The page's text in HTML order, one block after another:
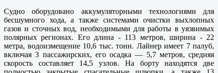
Судно оборудовано аккумуляторными технологиями для
бесшумного хода, а также системами очистки выхлопных
газов и сточных вод, необходимыми для работы в уязвимых
полярных регионах. Его длина - 113 метров, ширина - 22
метра, водоизмещение 10,6 тыс. тонн. Лайнер имеет 7 палуб,
включая 3 пассажирских, его осадка — 5,7 метров, средняя
скорость составляет 14,5 узлов. На борту находятся две